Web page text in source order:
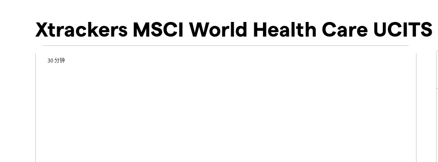
Xtrackers MSCI World Health Care UCITS
30 分钟